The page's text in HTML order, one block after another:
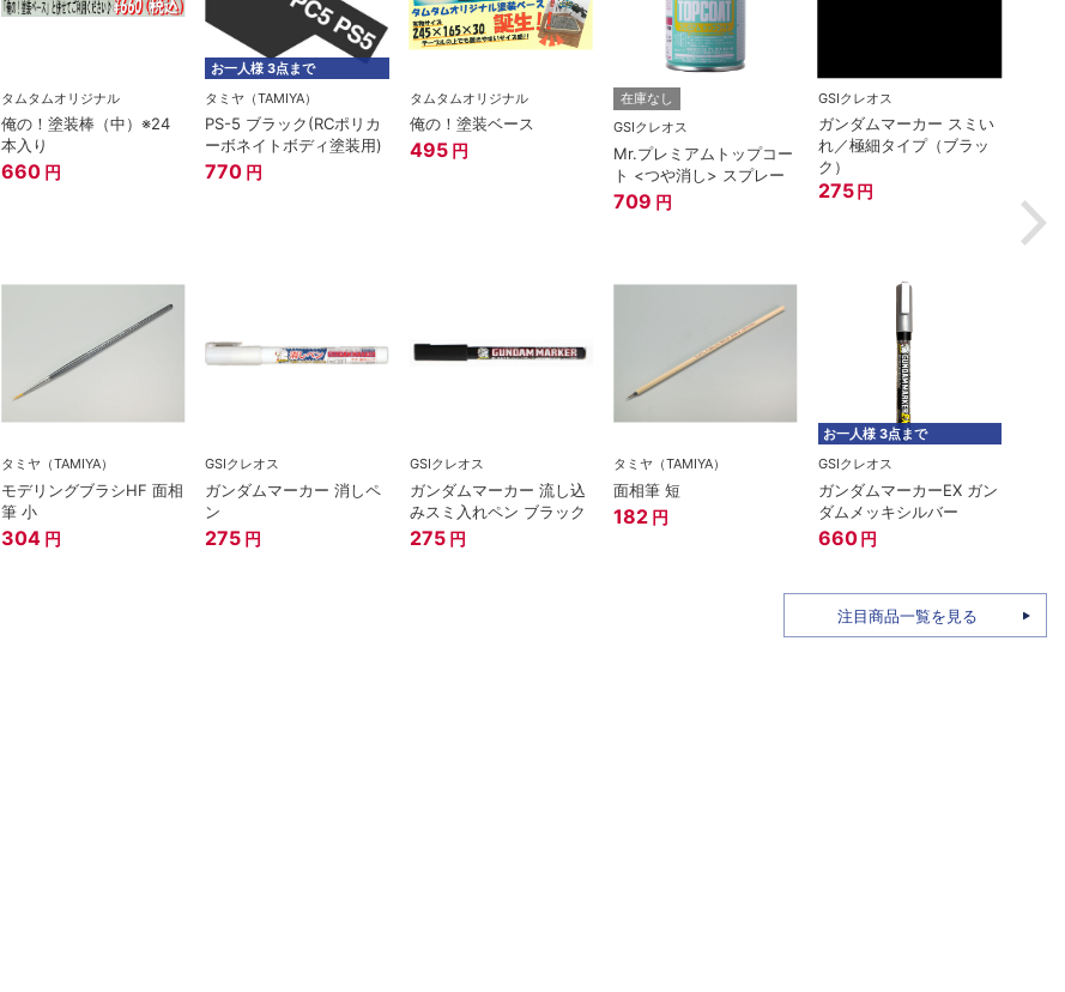
タムタムオリジナル
俺の！塗装棒（中）※24
本入り
660 円
お一人様 3点まで
タミヤ（TAMIYA）
PS-5 ブラック(RCポリカ
ーボネイトボディ塗装用)
770 円
タムタムオリジナル
俺の！塗装ベース
495 円
在庫なし
GSIクレオス
Mr.プレミアムトップコー
ト <つや消し> スプレー
709 円
GSIクレオス
ガンダムマーカー スミい
れ／極細タイプ（ブラッ
ク）
275 円
タミヤ（TAMIYA）
モデリングブラシHF 面相
筆 小
304 円
GSIクレオス
ガンダムマーカー 消しペ
ン
275 円
GSIクレオス
ガンダムマーカー 流し込
みスミ入れペン ブラック
275 円
タミヤ（TAMIYA）
面相筆 短
182 円
お一人様 3点まで
GSIクレオス
ガンダムマーカーEX ガン
ダムメッキシルバー
660 円
注目商品一覧を見る